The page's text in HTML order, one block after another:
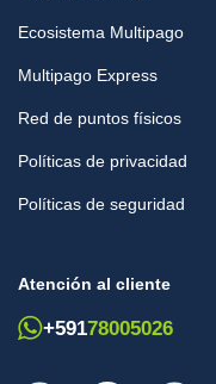
Ecosistema Multipago
Multipago Express
Red de puntos físicos
Políticas de privacidad
Políticas de seguridad
Atención al cliente
+59178005026